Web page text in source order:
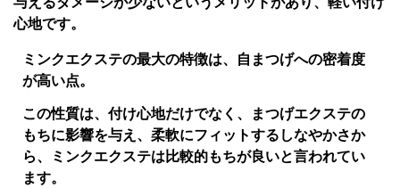
心地です。
ミンクエクステの最大の特徴は、自まつげへの密着度
が高い点。
この性質は、付け心地だけでなく、まつげエクステの
もちに影響を与え、柔軟にフィットするしなやかさか
ら、ミンクエクステは比較的もちが良いと言われてい
ます。